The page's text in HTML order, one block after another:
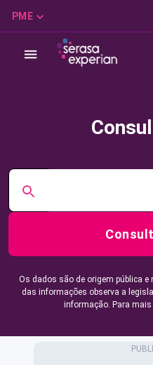
PME
Os dados são de origem pública
das informações observa a
informação. Para